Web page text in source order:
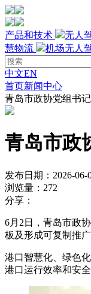
产品和技术 无人
慧物流
机场无人
中文EN
首页新闻中心
青岛市政协党组书
青岛市政
发布日期：2026-06-
浏览量：272
分享：
6月2日，青岛市政
板及形成可复制推
港口智慧化、绿色
港口运行效率和安